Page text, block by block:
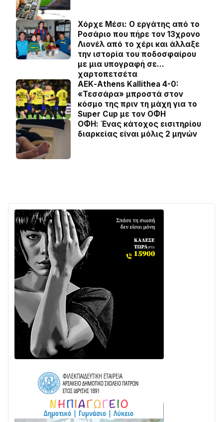
Χόρχε Μέσι: Ο εργάτης από το
Ροσάριο που πήρε τον 13χρονο
Λιονέλ από το χέρι και άλλαξε
την ιστορία του ποδοσφαίρου
με μια υπογραφή σε…
χαρτοπετσέτα
ΑΕΚ-Athens Kallithea 4-0:
«Τεσσάρα» μπροστά στον
κόσμο της πριν τη μάχη για το
Super Cup με τον ΟΦΗ
ΟΦΗ: Ένας κάτοχος εισιτηρίου
διαρκείας είναι μόλις 2 μηνών